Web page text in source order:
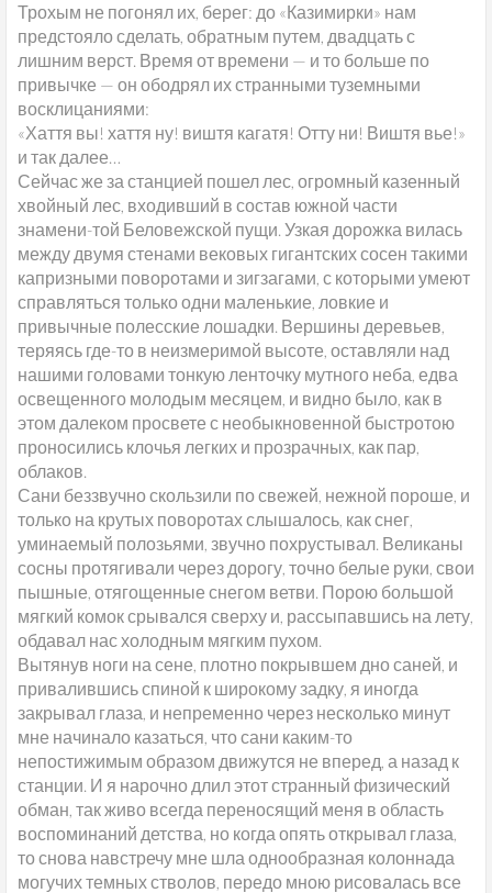
Трохым не погонял их, берег: до «Казимирки» нам
предстояло сделать, обратным путем, двадцать с
лишним верст. Время от времени — и то больше по
привычке — он ободрял их странными туземными
восклицаниями:
«Хаття вы! хаття ну! виштя кагатя! Отту ни! Виштя вье!»
и так далее…
Сейчас же за станцией пошел лес, огромный казенный
хвойный лес, входивший в состав южной части
знамени-той Беловежской пущи. Узкая дорожка вилась
между двумя стенами вековых гигантских сосен такими
капризными поворотами и зигзагами, с которыми умеют
справляться только одни маленькие, ловкие и
привычные полесские лошадки. Вершины деревьев,
теряясь где-то в неизмеримой высоте, оставляли над
нашими головами тонкую ленточку мутного неба, едва
освещенного молодым месяцем, и видно было, как в
этом далеком просвете с необыкновенной быстротою
проносились клочья легких и прозрачных, как пар,
облаков.
Сани беззвучно скользили по свежей, нежной пороше, и
только на крутых поворотах слышалось, как снег,
уминаемый полозьями, звучно похрустывал. Великаны
сосны протягивали через дорогу, точно белые руки, свои
пышные, отягощенные снегом ветви. Порою большой
мягкий комок срывался сверху и, рассыпавшись на лету,
обдавал нас холодным мягким пухом.
Вытянув ноги на сене, плотно покрывшем дно саней, и
привалившись спиной к широкому задку, я иногда
закрывал глаза, и непременно через несколько минут
мне начинало казаться, что сани каким-то
непостижимым образом движутся не вперед, а назад к
станции. И я нарочно длил этот странный физический
обман, так живо всегда переносящий меня в область
воспоминаний детства, но когда опять открывал глаза,
то снова навстречу мне шла однообразная колоннада
могучих темных стволов, передо мною рисовалась все